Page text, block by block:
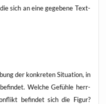
sich an eine gege­be­ne Text­
der kon­kre­ten Situa­ti­on, in
Wel­che Gefüh­le herr­
befin­det sich die Figur?